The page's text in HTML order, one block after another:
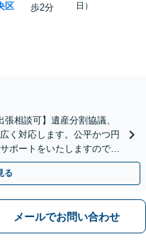
区
歩2分
日）
相談可】遺産分割協議、
く対応します。公平かつ円
ポートをいたしますので、
日・夜間面談可】
る
メールでお問い合わせ